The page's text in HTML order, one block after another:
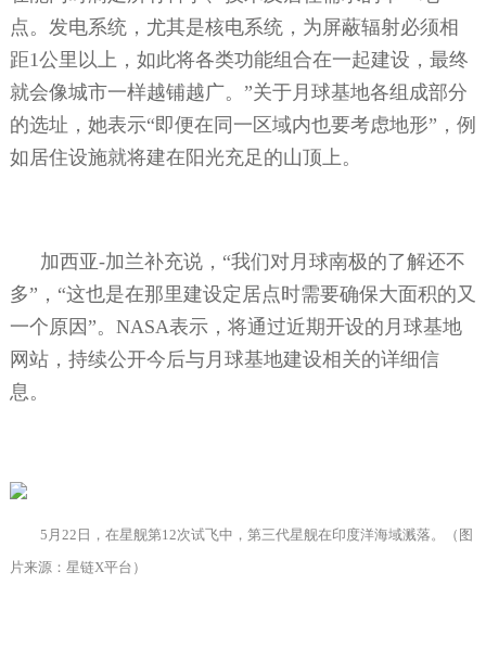
点。发电系统，尤其是核电系统，为屏蔽辐射必须相
距1公里以上，如此将各类功能组合在一起建设，最终
就会像城市一样越铺越广。”关于月球基地各组成部分
的选址，她表示“即便在同一区域内也要考虑地形”，例
如居住设施就将建在阳光充足的山顶上。
加西亚-加兰补充说，“我们对月球南极的了解还不
多”，“这也是在那里建设定居点时需要确保大面积的又
一个原因”。 NASA表示，将通过近期开设的月球基地
网站，持续公开今后与月球基地建设相关的详细信
息。
5 月 22 日，在星舰第12次试飞中，第三代星舰在印度洋海域溅落。（图
片来源：星链X平台）